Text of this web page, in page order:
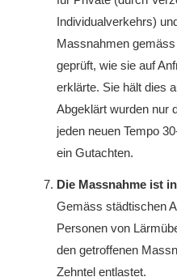
Individualverkehrs)
Massnahmen
geprüft, wie sie auf
erklärte. Sie hält dies
Abgeklärt wurden nur
jeden neuen Tempo
ein Gutachten.
Die Massnahme ist
Gemäss städtischen
Personen von
den getroffenen
Zehntel entlastet.